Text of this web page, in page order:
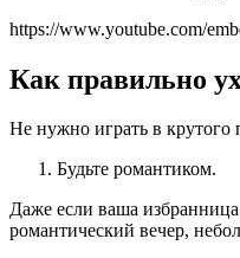
https://www.youtube.com/
Как правильно
Не нужно играть в крутого
Будьте романтиком.
Даже если ваша
романтический вечер,